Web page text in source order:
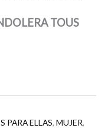
TOUS
PARA ELLAS, MUJER,